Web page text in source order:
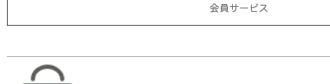
会員サービス